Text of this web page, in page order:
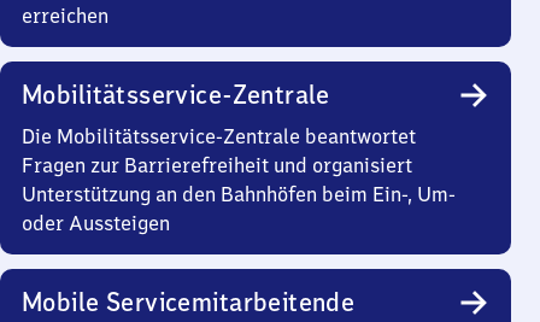
erreichen
Mobilitätsservice-Zentrale
Die Mobilitätsservice-Zentrale beantwortet
Fragen zur Barrierefreiheit und organisiert
Unterstützung an den Bahnhöfen beim Ein-, Um-
oder Aussteigen
Mobile Servicemitarbeitende